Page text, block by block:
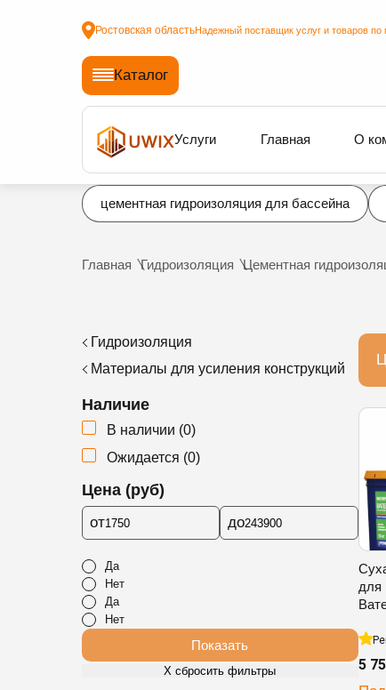
Ростовская областьНадежный поставщик услуг и товаров по
Каталог
Услуги Главная О
цементная гидроизоляция для бассейна
Главная Гидроизоляция Цементная
Гидроизоляция
Материалы для усиления конструкций
Наличие
В наличии (0)
Ожидается (0)
Цена (руб)
от до
Да
Нет
Да
Нет
Показать
Х сбросить фильтры
для
5